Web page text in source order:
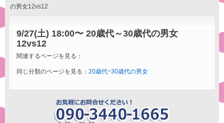
の男女12vs12
9/27(土) 18:00〜 20歳代～30歳代の男女
12vs12
関連するページを見る：
同じ分類のページを見る： 20歳代~30歳代の男女